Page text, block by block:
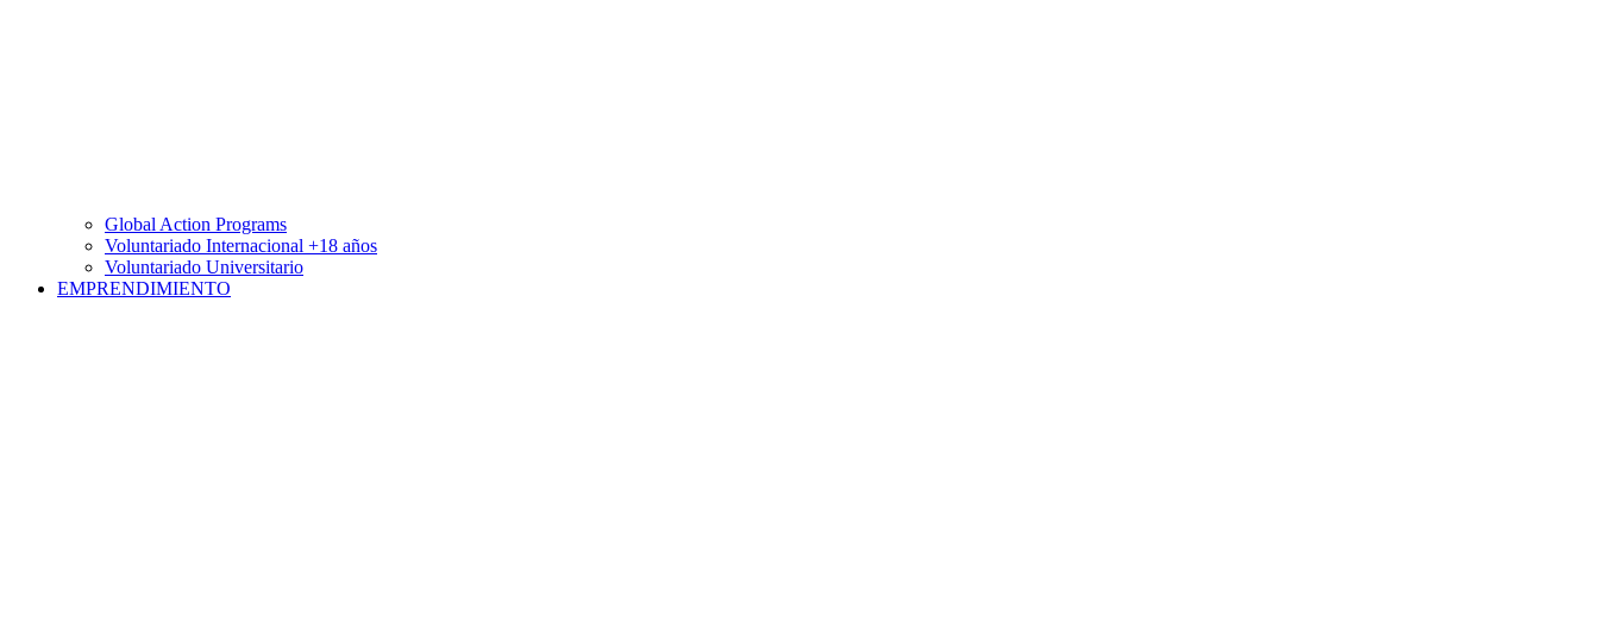
Global Action Programs
Voluntariado Internacional +18 años
Voluntariado Universitario
EMPRENDIMIENTO